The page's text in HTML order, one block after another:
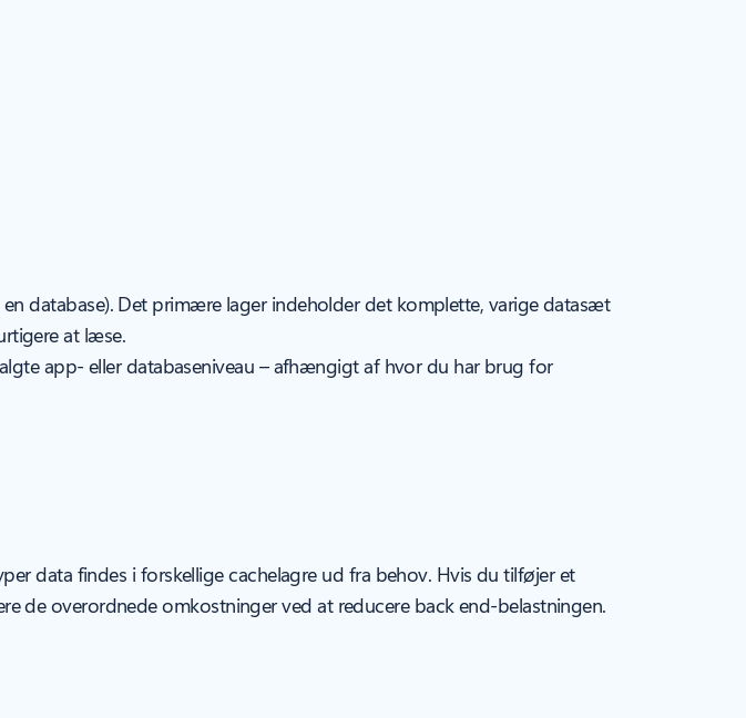
database). Det primære lager indeholder det komplette, varige datasæt
at læse.
app- eller databaseniveau – afhængigt af hvor du har brug for
data findes i forskellige cachelagre ud fra behov. Hvis du tilføjer et
de overordnede omkostninger ved at reducere back end-belastningen.